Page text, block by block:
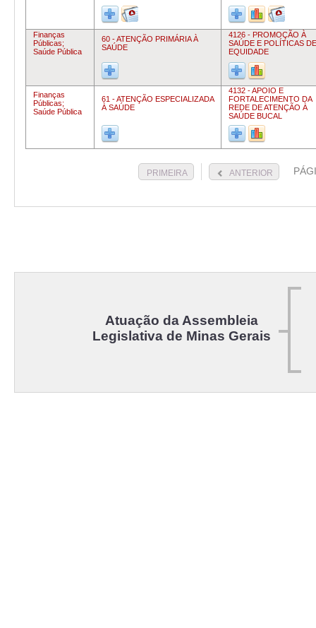
Finanças
Públicas;
Saúde Pública
60 - ATENÇÃO PRIMÁRIA À
SAÚDE
4126 - PROMOÇÃO À
SAÚDE E POLÍTICAS DE
EQUIDADE
Finanças
Públicas;
Saúde Pública
61 - ATENÇÃO ESPECIALIZADA
À SAÚDE
4132 - APOIO E
FORTALECIMENTO DA
REDE DE ATENÇÃO À
SAÚDE BUCAL
PRIMEIRA ANTERIOR
Atuação da Assembleia
Legislativa de Minas Gerais